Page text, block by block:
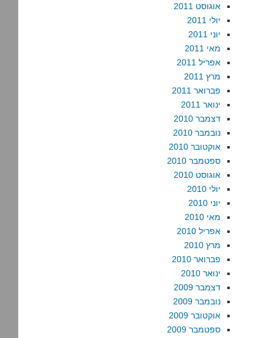
אוגוסט 2011
יולי 2011
יוני 2011
מאי 2011
אפריל 2011
מרץ 2011
פברואר 2011
ינואר 2011
דצמבר 2010
נובמבר 2010
אוקטובר 2010
ספטמבר 2010
אוגוסט 2010
יולי 2010
יוני 2010
מאי 2010
אפריל 2010
מרץ 2010
פברואר 2010
ינואר 2010
דצמבר 2009
נובמבר 2009
אוקטובר 2009
ספטמבר 2009